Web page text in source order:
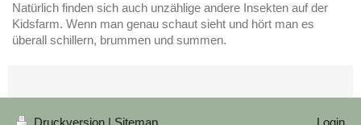
Natürlich finden sich auch unzählige andere Insekten auf der
Kidsfarm. Wenn man genau schaut sieht und hört man es
überall schillern, brummen und summen.
Druckversion | Sitemap Login